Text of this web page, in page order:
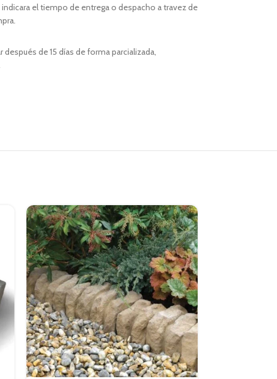
el tiempo de entrega o despacho a travez de
de 15 días de forma parcializada,